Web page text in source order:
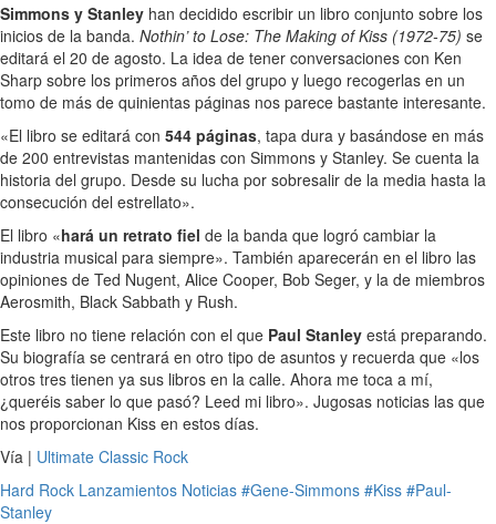
Simmons y Stanley han decidido escribir un libro conjunto sobre los
inicios de la banda. Nothin’ to Lose: The Making of Kiss (1972-75) se
editará el 20 de agosto. La idea de tener conversaciones con Ken
Sharp sobre los primeros años del grupo y luego recogerlas en un
tomo de más de quinientas páginas nos parece bastante interesante.
«El libro se editará con 544 páginas, tapa dura y basándose en más
de 200 entrevistas mantenidas con Simmons y Stanley. Se cuenta la
historia del grupo. Desde su lucha por sobresalir de la media hasta la
consecución del estrellato».
El libro «hará un retrato fiel de la banda que logró cambiar la
industria musical para siempre». También aparecerán en el libro las
opiniones de Ted Nugent, Alice Cooper, Bob Seger, y la de miembros
Aerosmith, Black Sabbath y Rush.
Este libro no tiene relación con el que Paul Stanley está preparando.
Su biografía se centrará en otro tipo de asuntos y recuerda que «los
otros tres tienen ya sus libros en la calle. Ahora me toca a mí,
¿queréis saber lo que pasó? Leed mi libro». Jugosas noticias las que
nos proporcionan Kiss en estos días.
Vía | Ultimate Classic Rock
Hard Rock Lanzamientos Noticias #Gene-Simmons #Kiss #Paul-
Stanley